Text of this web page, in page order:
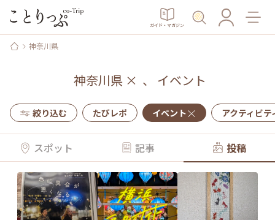
ガイド・マガジン
神奈川県
神奈川県 × 、 イベント
絞り込む たびレポ イベント アクティビテ
スポット 記事 投稿